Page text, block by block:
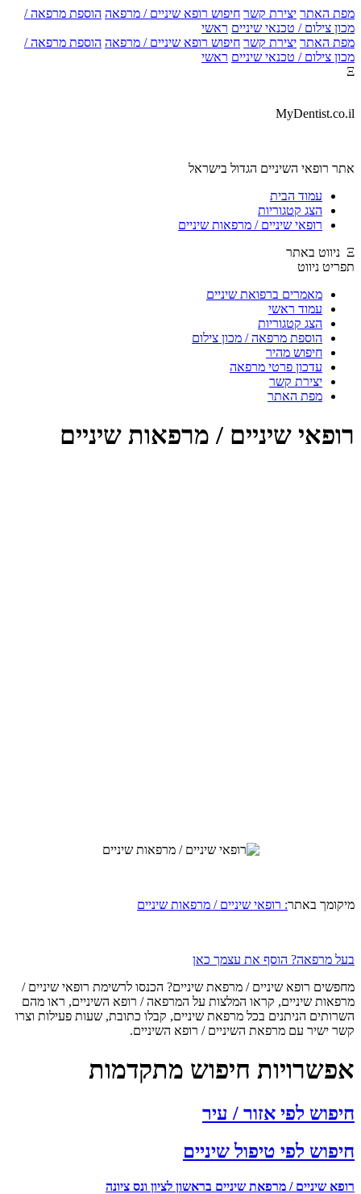
מפת האתר יצירת קשר חיפוש רופא שיניים / מרפאה הוספת מרפאה /
מכון צילום / טכנאי שיניים ראשי
מפת האתר יצירת קשר חיפוש רופא שיניים / מרפאה הוספת מרפאה /
מכון צילום / טכנאי שיניים ראשי
Ξ
MyDentist.co.il
אתר רופאי השיניים הגדול בישראל
עמוד הבית
הצג קטגוריות
רופאי שיניים / מרפאות שיניים
Ξ ניווט באתר
תפריט ניווט
מאמרים ברפואת שיניים
עמוד ראשי
הצג קטגוריות
הוספת מרפאה / מכון צילום
חיפוש מהיר
עדכון פרטי מרפאה
יצירת קשר
מפת האתר
רופאי שיניים / מרפאות שיניים
מיקומך באתר: רופאי שיניים / מרפאות שיניים
בעל מרפאה? הוסף את עצמך כאן
מחפשים רופא שיניים / מרפאת שיניים? הכנסו לרשימת רופאי שיניים /
מרפאות שיניים, קראו המלצות על המרפאה / רופא השיניים, ראו מהם
השרותים הניתנים בכל מרפאת שיניים, קבלו כתובת, שעות פעילות וצרו
קשר ישיר עם מרפאת השיניים / רופא השיניים.
אפשרויות חיפוש מתקדמות
חיפוש לפי אזור / עיר
חיפוש לפי טיפול שיניים
רופא שיניים / מרפאת שיניים בראשון לציון ונס ציונה